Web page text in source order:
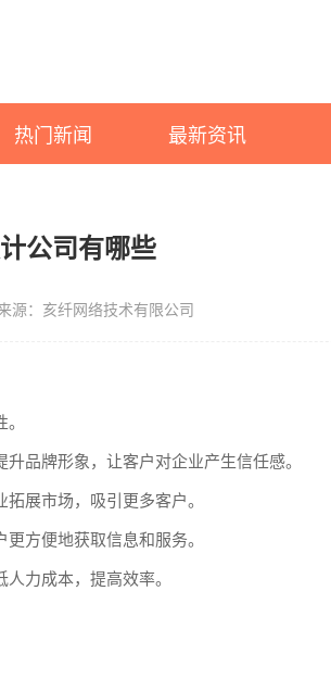
热门新闻 最新资讯
公司有哪些
源：亥纤网络技术有限公司
品牌形象，让客户对企业产生信任感。
展市场，吸引更多客户。
方便地获取信息和服务。
力成本，提高效率。